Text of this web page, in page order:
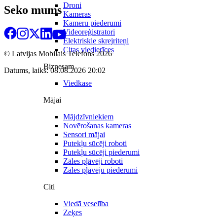
Droni
Kameras
Kameru piederumi
Videoreģistratori
Elektriskie skrejriteņi
Citas viedierīces
Biznesam
Viedkase
Mājai
Mājdzīvniekiem
Novērošanas kameras
Sensori mājai
Putekļu sūcēji roboti
Putekļu sūcēji piederumi
Zāles pļāvēji roboti
Zāles pļāvēju piederumi
Citi
Viedā veselība
Zeķes
Seko mums
© Latvijas Mobilais Telefons2026
Datums, laiks: 08.08.2026 20:02